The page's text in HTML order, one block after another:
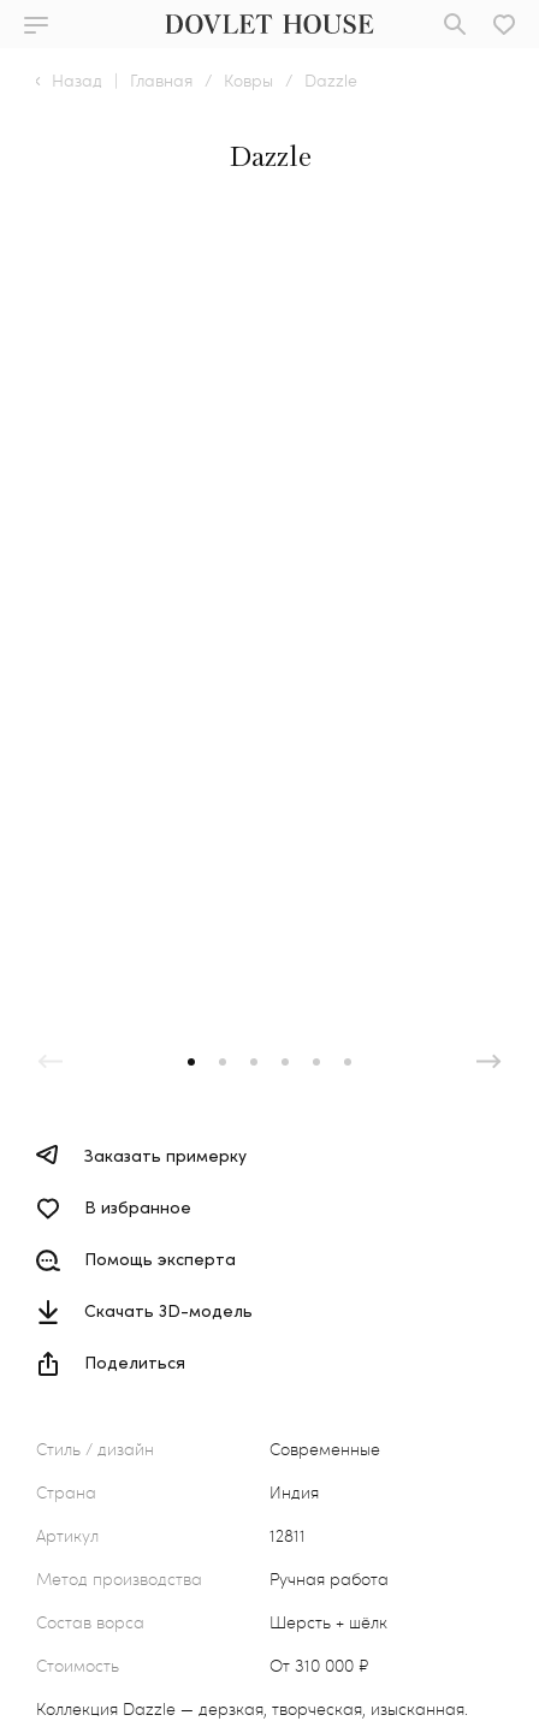
Назад | Главная / Ковры / Dazzle
Dazzle
Стиль / дизайн
Современные
Страна
Индия
Артикул
12811
Метод производства
Ручная работа
Состав ворса
Шерсть + шёлк
Стоимость
от 310 000 ₽
Коллекция Dazzle — дерзкая, творческая, изысканная.
Заказать примерку
В избранное
Помощь эксперта
Скачать 3D-модель
Поделиться